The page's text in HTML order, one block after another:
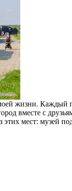
жизни.
вместе с
этих мест: музей